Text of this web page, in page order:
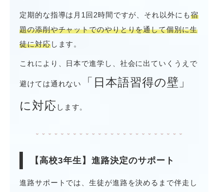
定期的な指導は月1回2時間ですが、それ以外にも宿
題の添削やチャットでのやりとりを通して個別に生
徒に対応します。
これにより、日本で進学し、社会に出ていくうえで
避けては通れない
「日本語習得の壁」
に対応 します。
【高校3年生】進路決定のサポート
進路サポートでは、生徒が進路を決めるまで伴走し